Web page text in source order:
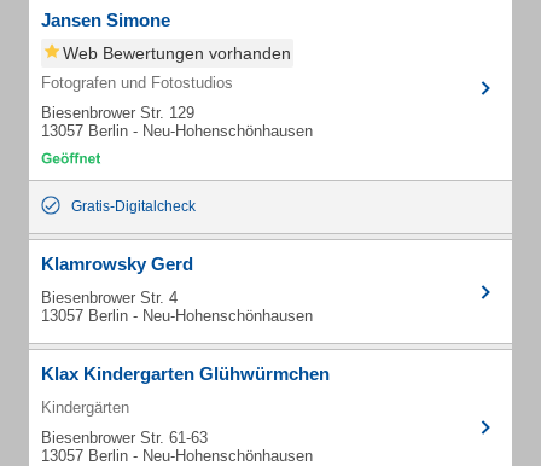
Jansen Simone
Web Bewertungen vorhanden
Fotografen und Fotostudios
Biesenbrower Str. 129
13057 Berlin - Neu-Hohenschönhausen
Gratis-Digitalcheck
Klamrowsky Gerd
Biesenbrower Str. 4
13057 Berlin - Neu-Hohenschönhausen
Klax Kindergarten Glühwürmchen
Kindergärten
Biesenbrower Str. 61-63
13057 Berlin - Neu-Hohenschönhausen